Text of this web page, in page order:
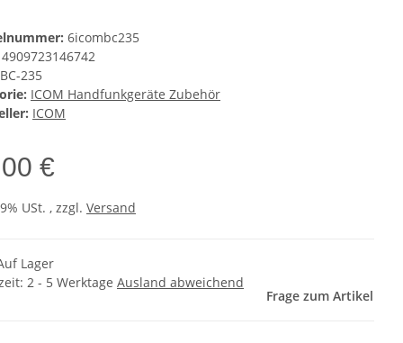
6icombc235
4909723146742
BC-235
ICOM Handfunkgeräte Zubehör
ICOM
€
USt. , zzgl. Versand
Lager
2 - 5 Werktage Ausland abweichend
Frage zum Artikel